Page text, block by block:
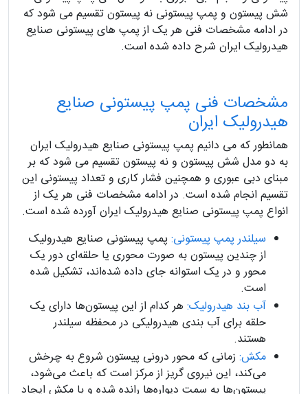
شش پیستون و پمپ پیستونی نه پیستون تقسیم می شود که
در ادامه مشخصات فنی هر یک از پمپ های پیستونی صنایع
هیدرولیک ایران شرح داده شده است.
مشخصات فنی پمپ پیستونی صنایع
هیدرولیک ایران
همانطور که می دانیم پمپ پیستونی صنایع هیدرولیک ایران
به دو مدل شش پیستون و نه پیستون تقسیم می شود که بر
مبنای دبی عبوری و همچنین فشار کاری و تعداد پیستونی این
تقسیم انجام شده است. در ادامه مشخصات فنی هر یک از
انواع پمپ پیستونی صنایع هیدرولیک ایران آورده شده است.
سیلندر پمپ پیستونی: پمپ پیستونی صنایع هیدرولیک
از چندین پیستون به صورت محوری یا حلقه‌ای دور یک
محور و در یک استوانه جای داده شده‌اند، تشکیل شده
است.
آب بند هیدرولیک: هر کدام از این پیستون‌ها دارای یک
حلقه برای آب‌ بندی هیدرولیکی در محفظه سیلندر
هستند.
مکش: زمانی‌ که محور درونی پیستون شروع به چرخش
می‌کند، این نیروی گریز از مرکز است که باعث می‌شود،
پیستون‌ها به سمت دیواره‌ها رانده شده و با مکش ایجاد